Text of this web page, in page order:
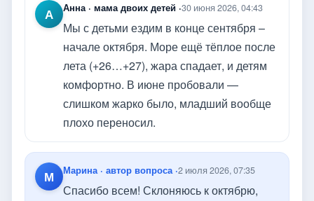
А Анна · мама двоих детей ·30 июня 2026, 04:43
Мы с детьми ездим в конце сентября –
начале октября. Море ещё тёплое после
лета (+26…+27), жара спадает, и детям
комфортно. В июне пробовали —
слишком жарко было, младший вообще
плохо переносил.
М Марина · автор вопроса ·2 июля 2026, 07:35
Спасибо всем! Склоняюсь к октябрю,